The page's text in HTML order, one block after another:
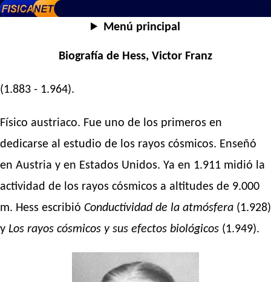
Menú principal
Biografía de Hess, Victor Franz
(1.883 - 1.964).
Físico austriaco. Fue uno de los primeros en
dedicarse al estudio de los rayos cósmicos. Enseñó
en Austria y en Estados Unidos. Ya en 1.911 midió la
actividad de los rayos cósmicos a altitudes de 9.000
m. Hess escribió Conductividad de la atmósfera (1.928)
y Los rayos cósmicos y sus efectos biológicos (1.949).